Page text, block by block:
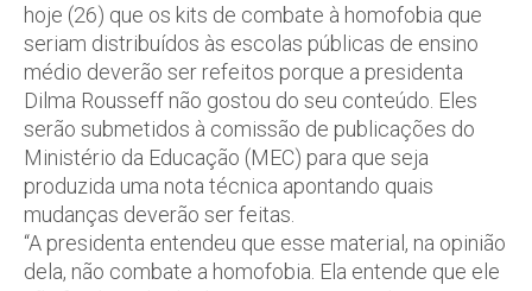
hoje (26) que os kits de combate à homofobia que
seriam distribuídos às escolas públicas de ensino
médio deverão ser refeitos porque a presidenta
Dilma Rousseff não gostou do seu conteúdo. Eles
serão submetidos à comissão de publicações do
Ministério da Educação (MEC) para que seja
produzida uma nota técnica apontando quais
mudanças deverão ser feitas.
“A presidenta entendeu que esse material, na opinião
dela, não combate a homofobia. Ela entende que ele